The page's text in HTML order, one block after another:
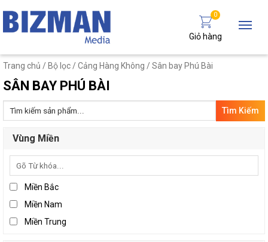
0
Giỏ hàng
Trang chủ / Bộ lọc /Cảng Hàng Không / Sân bay Phú Bài
SÂN BAY PHÚ BÀI
kiếm:
Vùng Miền
Miền Bắc
Miền Nam
Miền Trung